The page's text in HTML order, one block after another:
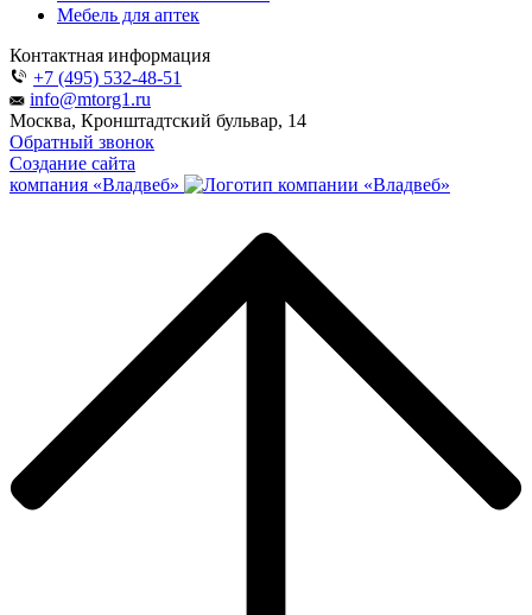
Мебель для аптек
Контактная информация
+7 (495) 532-48-51
info@mtorg1.ru
Москва, Кронштадтский бульвар, 14
Обратный звонок
Создание сайта
компания «Владвеб»